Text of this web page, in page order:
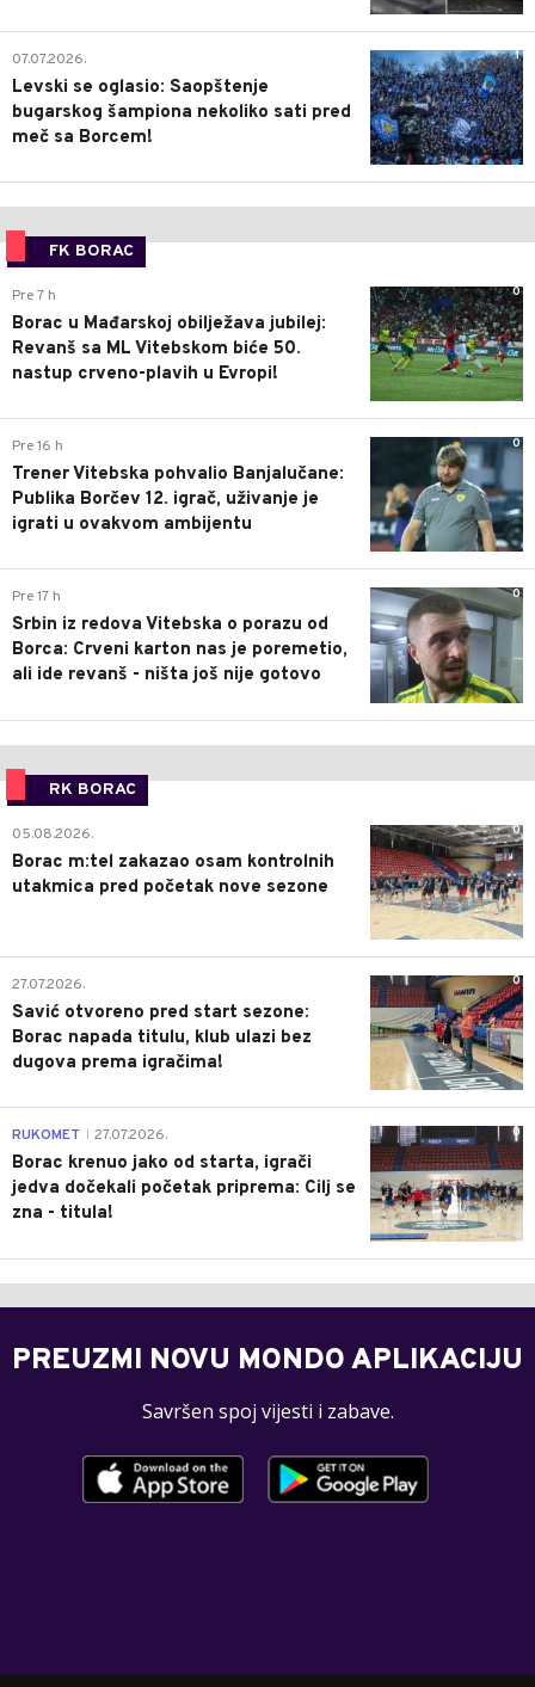
1
07.07.2026.
Levski se oglasio: Saopštenje
bugarskog šampiona nekoliko sati pred
meč sa Borcem!
FK BORAC
0
Pre 7 h
Borac u Mađarskoj obilježava jubilej:
Revanš sa ML Vitebskom biće 50.
nastup crveno-plavih u Evropi!
0
Pre 16 h
Trener Vitebska pohvalio Banjalučane:
Publika Borčev 12. igrač, uživanje je
igrati u ovakvom ambijentu
0
Pre 17 h
Srbin iz redova Vitebska o porazu od
Borca: Crveni karton nas je poremetio,
ali ide revanš - ništa još nije gotovo
RK BORAC
0
05.08.2026.
Borac m:tel zakazao osam kontrolnih
utakmica pred početak nove sezone
0
27.07.2026.
Savić otvoreno pred start sezone:
Borac napada titulu, klub ulazi bez
dugova prema igračima!
0
RUKOMET 27.07.2026.
Borac krenuo jako od starta, igrači
jedva dočekali početak priprema: Cilj se
zna - titula!
PREUZMI NOVU MONDO APLIKACIJU
Savršen spoj vijesti i zabave.